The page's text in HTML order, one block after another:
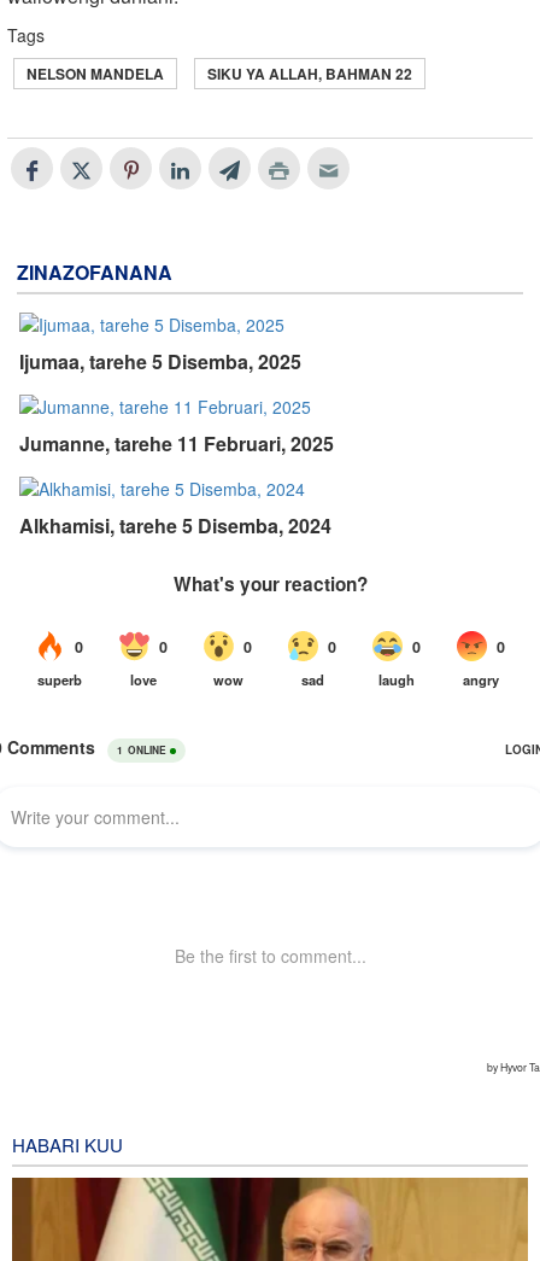
Tags
NELSON MANDELA SIKU YA ALLAH, BAHMAN 22
ZINAZOFANANA
Ijumaa, tarehe 5 Disemba, 2025
Jumanne, tarehe 11 Februari, 2025
Alkhamisi, tarehe 5 Disemba, 2024
HABARI KUU